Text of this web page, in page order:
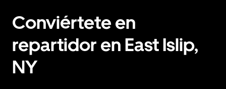
Conviértete en
repartidor en East Islip,
NY